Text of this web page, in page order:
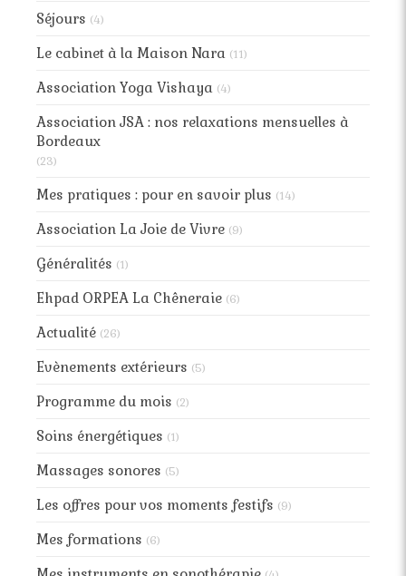
Séjours (4)
Le cabinet à la Maison Nara (11)
Association Yoga Vishaya (4)
Association JSA : nos relaxations mensuelles à
Bordeaux
(23)
Mes pratiques : pour en savoir plus (14)
Association La Joie de Vivre (9)
Généralités (1)
Ehpad ORPEA La Chêneraie (6)
Actualité (26)
Evènements extérieurs (5)
Programme du mois (2)
Soins énergétiques (1)
Massages sonores (5)
Les offres pour vos moments festifs (9)
Mes formations (6)